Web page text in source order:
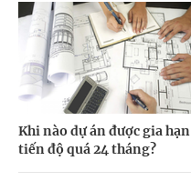
Khi nào dự án được gia hạn
tiến độ quá 24 tháng?